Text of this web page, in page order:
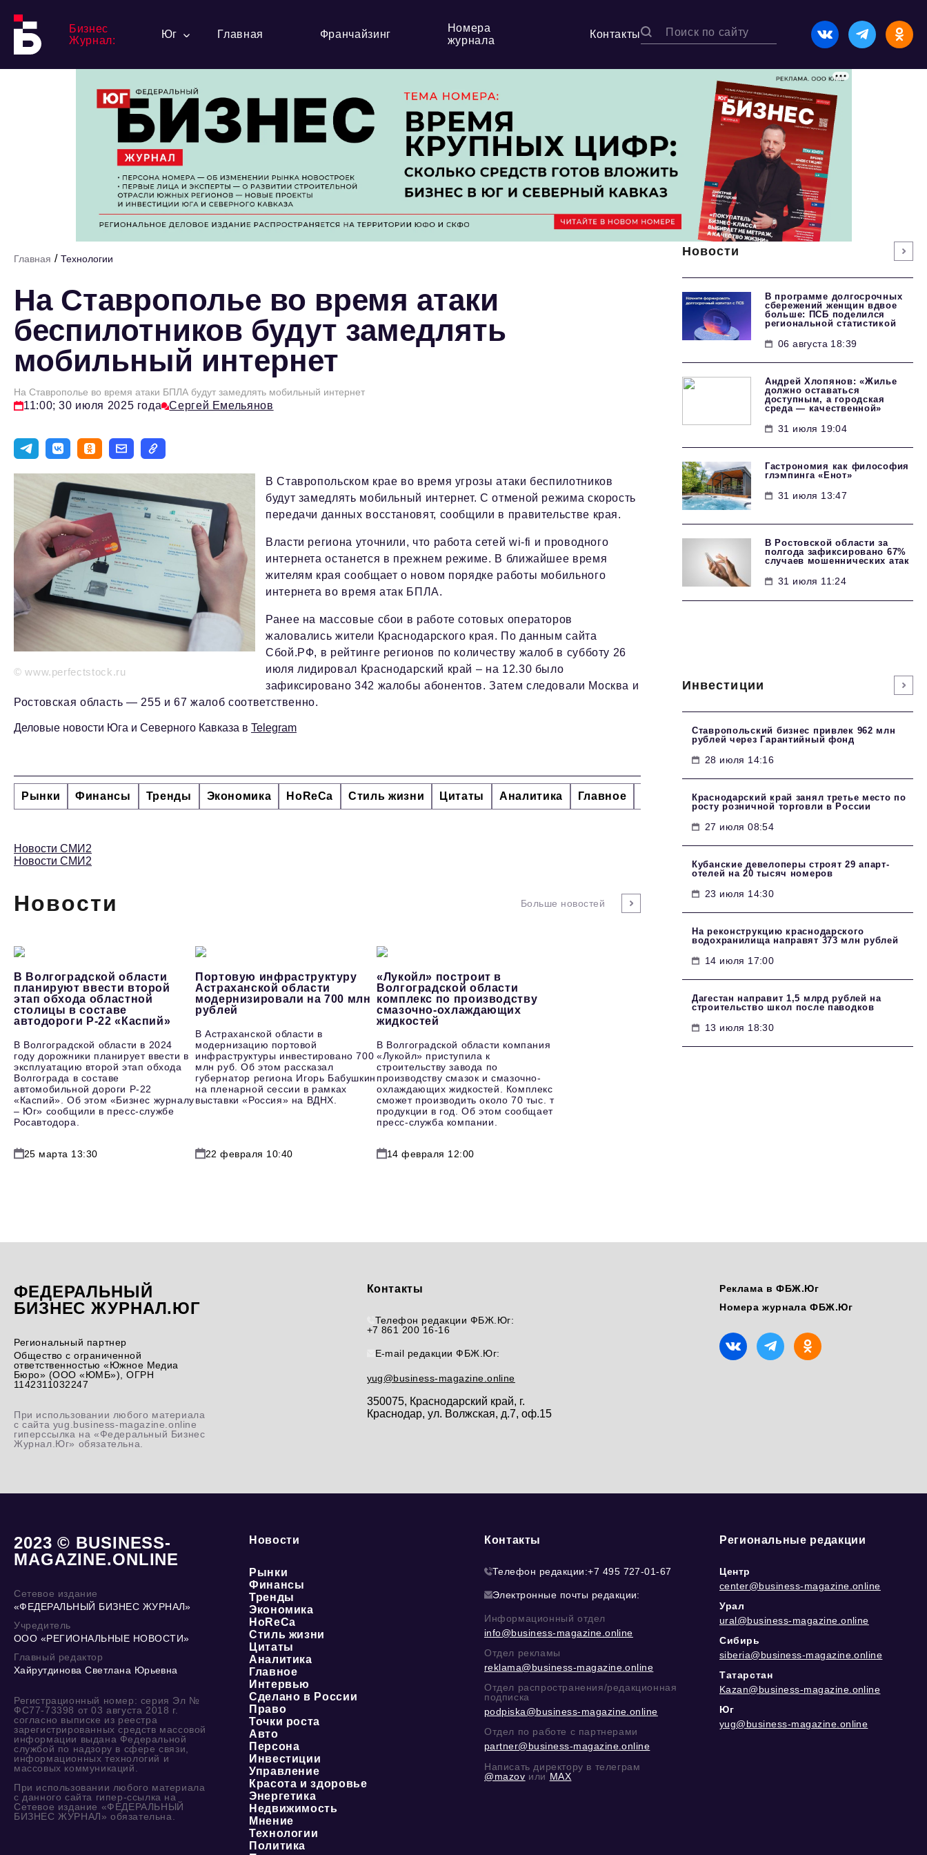
Бизнес
Журнал:
Юг Главная Франчайзинг
Номера
журнала
Контакты
Главная / Технологии
На Ставрополье во время атаки
беспилотников будут замедлять
мобильный интернет
На Ставрополье во время атаки БПЛА будут замедлять мобильный интернет
11:00; 30 июля 2025 года Сергей Емельянов
© www.perfectstock.ru
В Ставропольском крае во время угрозы атаки беспилотников
будут замедлять мобильный интернет. С отменой режима скорость
передачи данных восстановят, сообщили в правительстве края.
Власти региона уточнили, что работа сетей wi-fi и проводного
интернета останется в прежнем режиме. В ближайшее время
жителям края сообщает о новом порядке работы мобильного
интернета во время атак БПЛА.
Ранее на массовые сбои в работе сотовых операторов
жаловались жители Краснодарского края. По данным сайта
Сбой.РФ, в рейтинге регионов по количеству жалоб в субботу 26
июля лидировал Краснодарский край – на 12.30 было
зафиксировано 342 жалобы абонентов. Затем следовали Москва и
Ростовская область — 255 и 67 жалоб соответственно.
Деловые новости Юга и Северного Кавказа в Telegram
Рынки Финансы Тренды Экономика HoReCa Стиль жизни Цитаты Аналитика Главное Интервью Сделано в России Право
Новости СМИ2
Новости СМИ2
Новости Больше новостей
В Волгоградской области
планируют ввести второй
этап обхода областной
столицы в составе
автодороги Р-22 «Каспий»
В Волгоградской области в 2024
году дорожники планирует ввести в
эксплуатацию второй этап обхода
Волгограда в составе
автомобильной дороги Р-22
«Каспий». Об этом «Бизнес журналу
– Юг» сообщили в пресс-службе
Росавтодора.
25 марта 13:30
Портовую инфраструктуру
Астраханской области
модернизировали на 700 млн
рублей
В Астраханской области в
модернизацию портовой
инфраструктуры инвестировано 700
млн руб. Об этом рассказал
губернатор региона Игорь Бабушкин
на пленарной сессии в рамках
выставки «Россия» на ВДНХ.
22 февраля 10:40
«Лукойл» построит в
Волгоградской области
комплекс по производству
смазочно-охлаждающих
жидкостей
В Волгоградской области компания
«Лукойл» приступила к
строительству завода по
производству смазок и смазочно-
охлаждающих жидкостей. Комплекс
сможет производить около 70 тыс. т
продукции в год. Об этом сообщает
пресс-служба компании.
14 февраля 12:00
Новости
В программе долгосрочных
сбережений женщин вдвое
больше: ПСБ поделился
региональной статистикой
06 августа 18:39
Андрей Хлопянов: «Жилье
должно оставаться
доступным, а городская
среда — качественной»
31 июля 19:04
Гастрономия как философия
глэмпинга «Енот»
31 июля 13:47
В Ростовской области за
полгода зафиксировано 67%
случаев мошеннических атак
31 июля 11:24
Инвестиции
Ставропольский бизнес привлек 962 млн
рублей через Гарантийный фонд
28 июля 14:16
Краснодарский край занял третье место по
росту розничной торговли в России
27 июля 08:54
Кубанские девелоперы строят 29 апарт-
отелей на 20 тысяч номеров
23 июля 14:30
На реконструкцию краснодарского
водохранилища направят 373 млн рублей
14 июля 17:00
Дагестан направит 1,5 млрд рублей на
строительство школ после паводков
13 июля 18:30
ФЕДЕРАЛЬНЫЙ
БИЗНЕС ЖУРНАЛ.ЮГ
Региональный партнер
Общество с ограниченной
ответственностью «Южное Медиа
Бюро» (ООО «ЮМБ»), ОГРН
1142311032247
При использовании любого материала
с сайта yug.business-magazine.online
гиперссылка на «Федеральный Бизнес
Журнал.Юг» обязательна.
Контакты
Телефон редакции ФБЖ.Юг:
+7 861 200 16-16
E-mail редакции ФБЖ.Юг:
yug@business-magazine.online
350075, Краснодарский край, г.
Краснодар, ул. Волжская, д.7, оф.15
Реклама в ФБЖ.Юг
Номера журнала ФБЖ.Юг
2023 © BUSINESS-
MAGAZINE.ONLINE
Сетевое издание
«ФЕДЕРАЛЬНЫЙ БИЗНЕС ЖУРНАЛ»
Учредитель
ООО «РЕГИОНАЛЬНЫЕ НОВОСТИ»
Главный редактор
Хайрутдинова Светлана Юрьевна
Регистрационный номер: серия Эл №
ФС77-73398 от 03 августа 2018 г.
согласно выписке из реестра
зарегистрированных средств массовой
информации выдана Федеральной
службой по надзору в сфере связи,
информационных технологий и
массовых коммуникаций.
При использовании любого материала
с данного сайта гипер-ссылка на
Сетевое издание «ФЕДЕРАЛЬНЫЙ
БИЗНЕС ЖУРНАЛ» обязательна.
Новости
Рынки
Финансы
Тренды
Экономика
HoReCa
Стиль жизни
Цитаты
Аналитика
Главное
Интервью
Сделано в России
Право
Точки роста
Авто
Персона
Инвестиции
Управление
Красота и здоровье
Энергетика
Недвижимость
Мнение
Технологии
Политика
Контакты
Телефон редакции:+7 495 727-01-67
Электронные почты редакции:
Информационный отдел
info@business-magazine.online
Отдел рекламы
reklama@business-magazine.online
Отдел распространения/редакционная
подписка
podpiska@business-magazine.online
Отдел по работе с партнерами
partner@business-magazine.online
Написать директору в телеграм
@mazov или MAX
Региональные редакции
Центр
center@business-magazine.online
Урал
ural@business-magazine.online
Сибирь
siberia@business-magazine.online
Татарстан
Kazan@business-magazine.online
Юг
yug@business-magazine.online